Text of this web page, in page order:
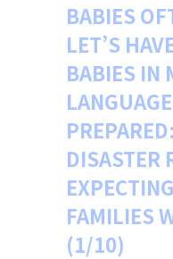
BABIES
LET’S
BABIES IN
PREPARED:
DISASTER
FAMILIES
(1/10)